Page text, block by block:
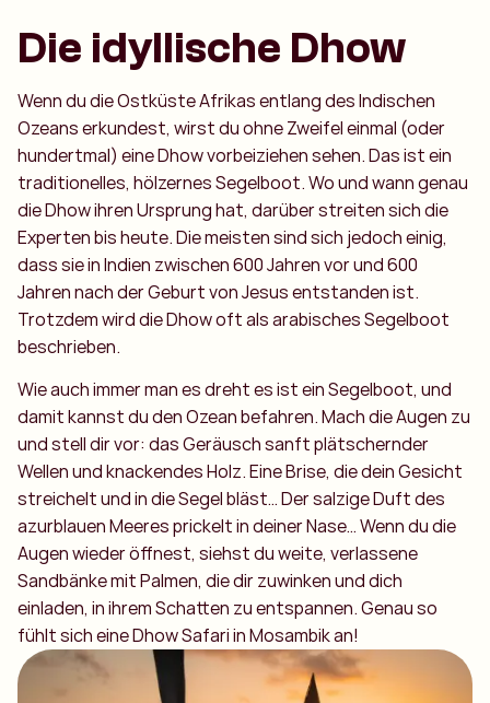
Die idyllische Dhow
Wenn du die Ostküste Afrikas entlang des Indischen
Ozeans erkundest, wirst du ohne Zweifel einmal (oder
hundertmal) eine Dhow vorbeiziehen sehen. Das ist ein
traditionelles, hölzernes Segelboot. Wo und wann genau
die Dhow ihren Ursprung hat, darüber streiten sich die
Experten bis heute. Die meisten sind sich jedoch einig,
dass sie in Indien zwischen 600 Jahren vor und 600
Jahren nach der Geburt von Jesus entstanden ist.
Trotzdem wird die Dhow oft als arabisches Segelboot
beschrieben.
Wie auch immer man es dreht es ist ein Segelboot, und
damit kannst du den Ozean befahren. Mach die Augen zu
und stell dir vor: das Geräusch sanft plätschernder
Wellen und knackendes Holz. Eine Brise, die dein Gesicht
streichelt und in die Segel bläst… Der salzige Duft des
azurblauen Meeres prickelt in deiner Nase… Wenn du die
Augen wieder öffnest, siehst du weite, verlassene
Sandbänke mit Palmen, die dir zuwinken und dich
einladen, in ihrem Schatten zu entspannen. Genau so
fühlt sich eine Dhow Safari in Mosambik an!